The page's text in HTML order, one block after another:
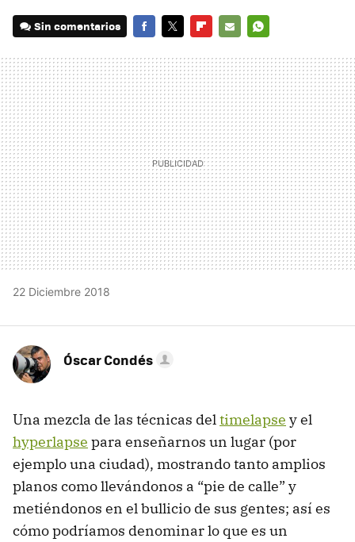
Sin comentarios
MAIL
22 Diciembre 2018
Óscar Condés
Una mezcla de las técnicas deltimelapse y el
hyperlapse para enseñarnos un lugar (por
ejemplo una ciudad), mostrando tanto amplios
planos como llevándonos a “pie de calle” y
metiéndonos en el bullicio de sus gentes; así es
cómo podríamos denominar lo que es un